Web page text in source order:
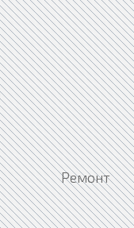
Ремонт туалета в г. Псков, Ремонт туалета в г. Пугачёв, Ремонт туалета в г. Пудож, Ремонт туалета в г. Пустошка, Ремонт туалета в г. Пучеж, Ремонт туалета в г. Пушкино, Ремонт туалета в г. Пущино, Ремонт туалета в г. Пыталово, Ремонт туалета в г. Пыть-Ях, Ремонт туалета в г. Пятигорск, Ремонт туалета в г. Радужный, Ремонт туалета в г. Райчихинск, Ремонт туалета в г. Раменское, Ремонт туалета в г. Рассказово, Ремонт туалета в г. Ревда, Ремонт туалета в г. Реж, Ремонт туалета в г. Реутов, Ремонт туалета в г. Ржев, Ремонт туалета в г. Родники, Ремонт туалета в г. Рославль, Ремонт туалета в г. Россошь, Ремонт туалета в г. Ростов, Ремонт туалета в г. Ростов-на-Дону, Ремонт туалета в г. Рошаль, Ремонт туалета в г. Ртищево, Ремонт туалета в г. Рубцовск, Ремонт туалета в г. Рудня, Ремонт туалета в г. Руза, Ремонт туалета в г. Рузаевка, Ремонт туалета в г. Рыбинск, Ремонт туалета в г. Рыбное, Ремонт туалета в г. Рыльск, Ремонт туалета в г. Ряжск, Ремонт туалета в г. Рязань, Ремонт туалета в г. Саки, Ремонт туалета в г. Салават, Ремонт туалета в г. Салаир, Ремонт туалета в г. Салехард, Ремонт туалета в г. Сальск, Ремонт туалета в г. Самара, Ремонт туалета в г. Санкт-Петербург, Ремонт туалета в г. Саранск, Ремонт туалета в г. Сарапул, Ремонт туалета в г. Саратов, Ремонт туалета в г. Саров, Ремонт туалета в г. Сасово, Ремонт туалета в г. Сатка, Ремонт туалета в г. Сафоново, Ремонт туалета в г. Саяногорск, Ремонт туалета в г. Саянск, Ремонт туалета в г. Светлогорск, Ремонт туалета в г. Светлоград, Ремонт туалета в г. Светлый, Ремонт туалета в г. Светогорск, Ремонт туалета в г. Свирск, Ремонт туалета в г. Свободный, Ремонт туалета в г. Себеж, Ремонт туалета в г. Севастополь, Ремонт туалета в г. Северо-Курильск, Ремонт туалета в г. Северобайкальск, Ремонт туалета в г. Северодвинск, Ремонт туалета в г. Североморск, Ремонт туалета в г. Североуральск, Ремонт туалета в г. Северск, Ремонт туалета в г. Севск, Ремонт туалета в г. Сегежа, Ремонт туалета в г. Сельцо, Ремонт туалета в г. Семёнов, Ремонт туалета в г. Семикаракорск, Ремонт туалета в г. Семилуки, Ремонт туалета в г. Сенгилей, Ремонт туалета в г. Серафимович, Ремонт туалета в г. Сергач, Ремонт туалета в г. Сергиев Посад, Ремонт туалета в г. Сердобск, Ремонт туалета в г. Серов, Ремонт туалета в г. Серпухов, Ремонт туалета в г. Сертолово, Ремонт туалета в г. Сибай, Ремонт туалета в г. Сим, Ремонт туалета в г. Симферополь, Ремонт туалета в г. Сковородино, Ремонт туалета в г. Скопин, Ремонт туалета в г. Славгород, Ремонт туалета в г. Славск, Ремонт туалета в г. Славянск-на-Кубани, Ремонт туалета в г. Сланцы, Ремонт туалета в г. Слободской, Ремонт туалета в г. Слюдянка, Ремонт туалета в г. Смоленск, Ремонт туалета в г. Снежинск, Ремонт туалета в г. Снежногорск, Ремонт туалета в г. Собинка, Ремонт туалета в г. Советск, Ремонт туалета в г. Советская Гавань, Ремонт туалета в г. Спас-Клепики, Ремонт туалета в г. Спасск, Ремонт туалета в г. Спасск-Дальний, Ремонт туалета в г. Спасск-Рязанский, Ремонт туалета в г. Среднеколымск, Ремонт туалета в г. Среднеуральск, Ремонт туалета в г. Сретенск, Ремонт туалета в г. Ставрополь, Ремонт туалета в г. Старая Купавна, Ремонт туалета в г. Старая Русса, Ремонт туалета в г. Старица, Ремонт туалета в г. Стародуб, Ремонт туалета в г. Старый Крым, Ремонт туалета в г. Старый Оскол, Ремонт туалета в г. Стерлитамак, Ремонт туалета в г. Стрежевой, Ремонт туалета в г. Строитель, Ремонт туалета в г. Струнино, Ремонт туалета в г. Ступино, Ремонт туалета в г. Суворов, Ремонт туалета в г. Судак, Ремонт туалета в г. Суджа, Ремонт туалета в г. Судогда, Ремонт туалета в г. Суздаль, Ремонт туалета в г. Суоярви, Ремонт туалета в г. Сураж, Ремонт туалета в г. Сургут, Ремонт туалета в г. Суровикино, Ремонт туалета в г. Сурск, Ремонт туалета в г. Сусуман, Ремонт туалета в г. Сухиничи, Ремонт туалета в г. Сухой Лог, Ремонт туалета в г. Сызрань, Ремонт туалета в г. Сыктывкар, Ремонт туалета в г. Сысерть, Ремонт туалета в г. Сычёвка, Ремонт туалета в г. Сясьстрой, Ремонт туалета в г. Тавда, Ремонт туалета в г. Таганрог, Ремонт туалета в г. Тайга, Ремонт туалета в г. Тайшет, Ремонт туалета в г. Талдом, Ремонт туалета в г. Тамбов, Ремонт туалета в г. Тара, Ремонт туалета в г. Тарко-Сале, Ремонт туалета в г. Таруса, Ремонт туалета в г. Татарск, Ремонт туалета в г. Таштагол, Ремонт туалета в г. Тверь, Ремонт туалета в г. Теберда, Ремонт туалета в г. Тейково, Ремонт туалета в г. Темников, Ремонт туалета в г. Темрюк, Ремонт туалета в г. Терек, Ремонт туалета в г. Тетюши, Ремонт туалета в г. Тимашёвск, Ремонт туалета в г. Тихвин, Ремонт туалета в г. Тихорецк, Ремонт туалета в г. Тобольск, Ремонт туалета в г. Тогучин, Ремонт туалета в г. Тольятти, Ремонт туалета в г. Томари, Ремонт туалета в г. Томмот, Ремонт туалета в г. Томск, Ремонт туалета в г. Топки, Ремонт туалета в г. Торжок, Ремонт туалета в г. Торопец, Ремонт туалета в г. Тосно, Ремонт туалета в г. Тотьма, Ремонт туалета в г. Трёхгорный, Ремонт туалета в г. Троицк, Ремонт туалета в г. Трубчевск, Ремонт туалета в г. Туапсе, Ремонт туалета в г. Туймазы, Ремонт туалета в г. Тула, Ремонт туалета в г. Тулун, Ремонт туалета в г. Туран, Ремонт туалета в г. Туринск, Ремонт туалета в г. Тутаев, Ремонт туалета в г. Тында, Ремонт туалета в г. Тырныауз, Ремонт туалета в г. Тюкалинск, Ремонт туалета в г. Тюмень, Ремонт туалета в г. Уварово, Ремонт туалета в г. Углегорск, Ремонт туалета в г. Углич, Ремонт туалета в г. Удачный, Ремонт туалета в г. Удомля, Ремонт туалета в г. Ужур, Ремонт туалета в г. Узловая, Ремонт туалета в г. Улан-Удэ, Ремонт туалета в г. Ульяновск, Ремонт туалета в г. Унеча, Ремонт туалета в г. Урай, Ремонт туалета в г. Урень, Ремонт туалета в г. Уржум, Ремонт туалета в г. Урус-Мартан, Ремонт туалета в г. Урюпинск, Ремонт туалета в г. Усинск, Ремонт туалета в г. Усмань, Ремонт туалета в г. Усолье, Ремонт туалета в г. Усолье-Сибирское, Ремонт туалета в г. Уссурийск, Ремонт туалета в г. Усть-Джегута, Ремонт туалета в г. Усть-Илимск, Ремонт туалета в г. Усть-Катав, Ремонт туалета в г. Усть-Кут, Ремонт туалета в г. Усть-Лабинск, Ремонт туалета в г. Устюжна, Ремонт туалета в г. Уфа, Ремонт туалета в г. Ухта, Ремонт туалета в г. Учалы, Ремонт туалета в г. Уяр, Ремонт туалета в г. Фатеж, Ремонт туалета в г. Феодосия, Ремонт туалета в г. Фокино, Ремонт туалета в г. Фролово, Ремонт туалета в г. Фрязино, Ремонт туалета в г. Фурманов, Ремонт туалета в г. Хабаровск, Ремонт туалета в г. Хадыженск, Ремонт туалета в г. Ханты-Мансийск, Ремонт туалета в г. Харабали, Ремонт туалета в г. Харовск, Ремонт туалета в г. Хасавюрт, Ремонт туалета в г. Хвалынск, Ремонт туалета в г. Хилок, Ремонт туалета в г. Химки, Ремонт туалета в г. Холм, Ремонт туалета в г. Холмск, Ремонт туалета в г. Хотьково, Ремонт туалета в г. Цивильск, Ремонт туалета в г. Цимлянск, Ремонт туалета в г. Циолковский, Ремонт туалета в г. Чадан, Ремонт туалета в г. Чайковский, Ремонт туалета в г. Чапаевск, Ремонт туалета в г. Чаплыгин, Ремонт туалета в г. Чебаркуль, Ремонт туалета в г. Чебоксары, Ремонт туалета в г. Чегем, Ремонт туалета в г. Чекалин, Ремонт туалета в г. Челябинск, Ремонт туалета в г. Чердынь, Ремонт туалета в г. Черемхово, Ремонт туалета в г. Черепаново, Ремонт туалета в г. Череповец, Ремонт туалета в г. Черкесск, Ремонт туалета в г. Чёрмоз, Ремонт туалета в г. Черноголовка, Ремонт туалета в г. Черногорск, Ремонт туалета в г. Чернушка, Ремонт туалета в г. Черняховск, Ремонт туалета в г. Чехов, Ремонт туалета в г. Чистополь, Ремонт туалета в г. Чита, Ремонт туалета в г. Чкаловск, Ремонт туалета в г. Чудово, Ремонт туалета в г. Чулым, Ремонт туалета в г. Чусовой, Ремонт туалета в г. Чухлома, Ремонт туалета в г. Шагонар, Ремонт туалета в г. Шадринск, Ремонт туалета в г. Шали, Ремонт туалета в г. Шарыпово, Ремонт туалета в г. Шарья, Ремонт туалета в г. Шатура, Ремонт туалета в г. Шахтёрск, Ремонт туалета в г. Шахты, Ремонт туалета в г. Шахунья, Ремонт туалета в г. Шацк, Ремонт туалета в г. Каменск-Шахтинский, Ремонт туалета в г. Камень-на-Оби, Ремонт туалета в г. Камешково, Ремонт туалета в г. Камызяк, Ремонт туалета в г. Камышин, Ремонт туалета в г. Камышлов, Ремонт туалета в г. Канаш, Ремонт туалета в г. Кандалакша, Ремонт туалета в г. Канск, Ремонт туалета в г. Карабаново, Ремонт туалета в г. Карабаш, Ремонт туалета в г. Карабулак, Ремонт туалета в г. Карасук, Ремонт туалета в г. Карачаевск, Ремонт туалета в г. Карачев, Ремонт туалета в г. Каргат, Ремонт туалета в г. Каргополь, Ремонт туалета в г. Карпинск, Ремонт туалета в г. Карталы, Ремонт туалета в г. Касимов, Ремонт туалета в г. Касли, Ремонт туалета в г. Каспийск, Ремонт туалета в г. Катав-Ивановск, Ремонт туалета в г. Катайск, Ремонт туалета в г. Качканар, Ремонт туалета в г. Кашин, Ремонт туалета в г. Кашира, Ремонт туалета в г. Нариманов, Ремонт туалета в г. Наро-Фоминск, Ремонт туалета в г. Нарткала, Ремонт туалета в г. Нарьян-Мар, Ремонт туалета в г. Находка, Ремонт туалета в г. Невель, Ремонт туалета в г. Невельск, Ремонт туалета в г. Невинномысск, Ремонт туалета в г. Невьянск, Ремонт туалета в г. Нелидово, Ремонт туалета в г. Неман, Ремонт туалета в г. Нерехта, Ремонт туалета в г. Нерчинск, Ремонт туалета в г. Нерюнгри, Ремонт туалета в г. Лысково, Ремонт туалета в г. Лысьва, Ремонт туалета в г. Лыткарино, Ремонт туалета в г. Льгов, Ремонт туалета в г. Любань, Ремонт туалета в г. Люберцы, Ремонт туалета в г. Любим, Ремонт туалета в г. Людиново, Ремонт туалета в г. Лянтор, Ремонт туалета в г. Магадан, Ремонт туалета в г. Котовск, Ремонт туалета в г. Кохма, Ремонт туалета в г. Красавино, Ремонт туалета в г. Красноармейск, Ремонт туалета в г. Красновишерск, Ремонт туалета в г. Красногорск, Ремонт туалета в г. Краснодар, Ремонт туалета в г. Краснозаводск, Ремонт туалета в г. Краснознаменск, Ремонт туалета в г. Краснокаменск, Ремонт туалета в г. Краснокамск, Ремонт туалета в г. Красноперекопск, Ремонт туалета в г. Краснослободск, Ремонт туалета в г. Шебекино, Ремонт туалета в г. Шелехов, Ремонт туалета в г. Шенкурск, Ремонт туалета в г. Шилка, Ремонт туалета в г. Шимановск, Ремонт туалет